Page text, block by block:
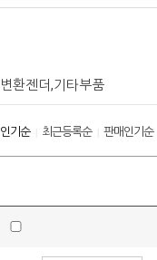
변환젠더,기타부품
인기순| 최근등록순| 판매인기순